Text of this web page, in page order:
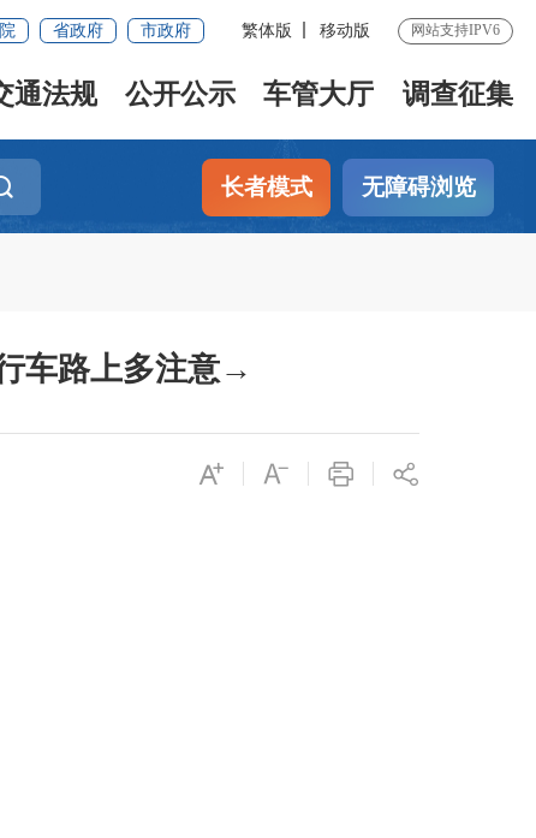
省政府 市政府 繁体版 移动版 网站支持IPV6
通法规 公开公示 车管大厅 调查征集
长者模式 无障碍浏览
车路上多注意→